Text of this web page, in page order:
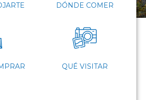
DÓNDE COMER
QUÉ VISITAR